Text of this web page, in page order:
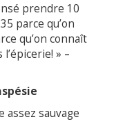
prendre 10
parce qu’on
qu’on connaît
» –
sauvage